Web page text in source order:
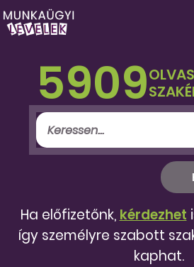
5909
Ha előfizetőnk, kérdezhet
így személyre szabott
kaphat.